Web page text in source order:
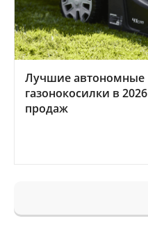
Лучшие автономные
газонокосилки в
продаж